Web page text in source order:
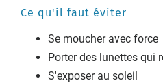
Ce qu'il faut éviter
Se moucher avec force
Porter des lunettes qui
S'exposer au soleil